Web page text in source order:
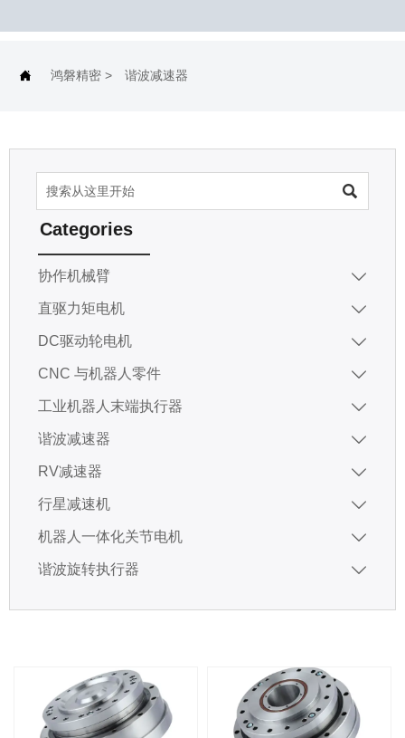
 鸿磐精密 > 谐波减速器

Categories
协作机械臂 
直驱力矩电机 
DC驱动轮电机 
CNC 与机器人零件 
工业机器人末端执行器 
谐波减速器 
RV减速器 
行星减速机 
机器人一体化关节电机 
谐波旋转执行器 